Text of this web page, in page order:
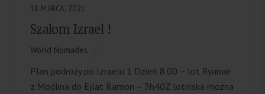
18 MARCA, 2021
Szalom Izrael !
World Nomades
Plan podroży po Izraelu 1 Dzień 8.00 – lot Ryanair
z Modlina do Ejlat Ramon – 3h40Z lotniska można